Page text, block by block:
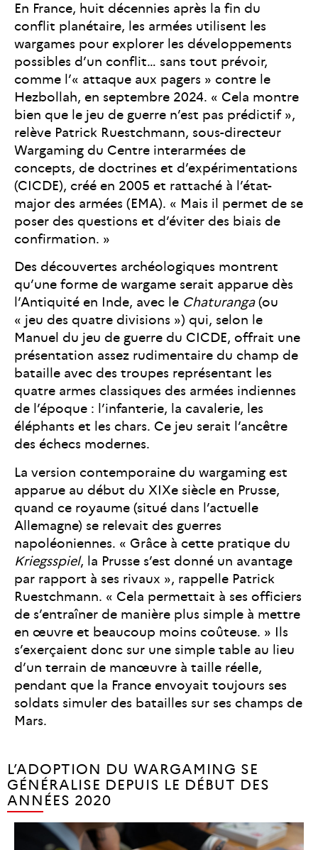
En France, huit décennies après la fin du
conflit planétaire, les armées utilisent les
wargames pour explorer les développements
possibles d’un conflit… sans tout prévoir,
comme l’« attaque aux pagers » contre le
Hezbollah, en septembre 2024. « Cela montre
bien que le jeu de guerre n’est pas prédictif »,
relève Patrick Ruestchmann, sous-directeur
Wargaming du Centre interarmées de
concepts, de doctrines et d’expérimentations
(CICDE), créé en 2005 et rattaché à l’état-
major des armées (EMA). « Mais il permet de se
poser des questions et d’éviter des biais de
confirmation. »
Des découvertes archéologiques montrent
qu’une forme de wargame serait apparue dès
l’Antiquité en Inde, avec le Chaturanga(ou
« jeu des quatre divisions ») qui, selon le
Manuel du jeu de guerre du CICDE, offrait une
présentation assez rudimentaire du champ de
bataille avec des troupes représentant les
quatre armes classiques des armées indiennes
de l’époque : l’infanterie, la cavalerie, les
éléphants et les chars. Ce jeu serait l’ancêtre
des échecs modernes.
La version contemporaine du wargaming est
apparue au début du XIXe siècle en Prusse,
quand ce royaume (situé dans l’actuelle
Allemagne) se relevait des guerres
napoléoniennes. « Grâce à cette pratique du
Kriegsspiel, la Prusse s’est donné un avantage
par rapport à ses rivaux », rappelle Patrick
Ruestchmann. « Cela permettait à ses officiers
de s’entraîner de manière plus simple à mettre
en œuvre et beaucoup moins coûteuse. » Ils
s’exerçaient donc sur une simple table au lieu
d’un terrain de manœuvre à taille réelle,
pendant que la France envoyait toujours ses
soldats simuler des batailles sur ses champs de
Mars.
L’ADOPTION DU WARGAMING SE
GÉNÉRALISE DEPUIS LE DÉBUT DES
ANNÉES 2020